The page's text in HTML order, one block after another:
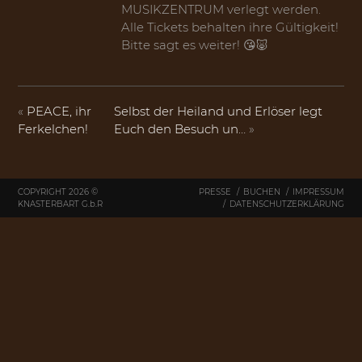
MUSIKZENTRUM verlegt werden.
Alle Tickets behalten ihre Gültigkeit!
Bitte sagt es weiter! 😘🐷
« PEACE, ihr
Ferkelchen!
Selbst der Heiland und Erlöser legt
Euch den Besuch un…
»
COPYRIGHT 2026 ©
KNASTERBARTG.b.R
PRESSE BUCHEN
IMPRESSUM
DATENSCHUTZERKLÄRUNG